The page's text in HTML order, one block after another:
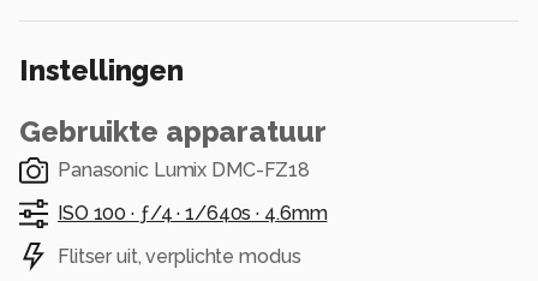
Groetjes Bob,
Alle rechten voorbehouden
Instellingen
Gebruikte apparatuur
Panasonic Lumix DMC-FZ18
ISO 100 · ƒ/4 ·1/640s · 4.6mm
Flitser uit, verplichte modus